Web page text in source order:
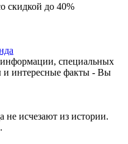
скидкой до 40%
специальных
и интересные факты - Вы
не исчезают из истории.